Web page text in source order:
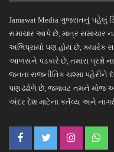
Jamawat Media ગુજરાતનું પહેલું
સમાચાર આપે છે, માત્ર સમાચાર
અભિપ્રાયો પણ હોય છે, ક્યારેક
આળસને પડકારે છે, તમારા પ્રશ્નો
જનતા રાજનીતિક ચશ્મા પહેરીને
પણ ઢંઢોળે છે, જમાવટ તમને મોજ
અંદર દેશ માટેના કર્તવ્ય અને